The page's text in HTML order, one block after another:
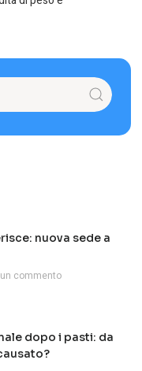
nuova sede a
commento
dopo i pasti: da